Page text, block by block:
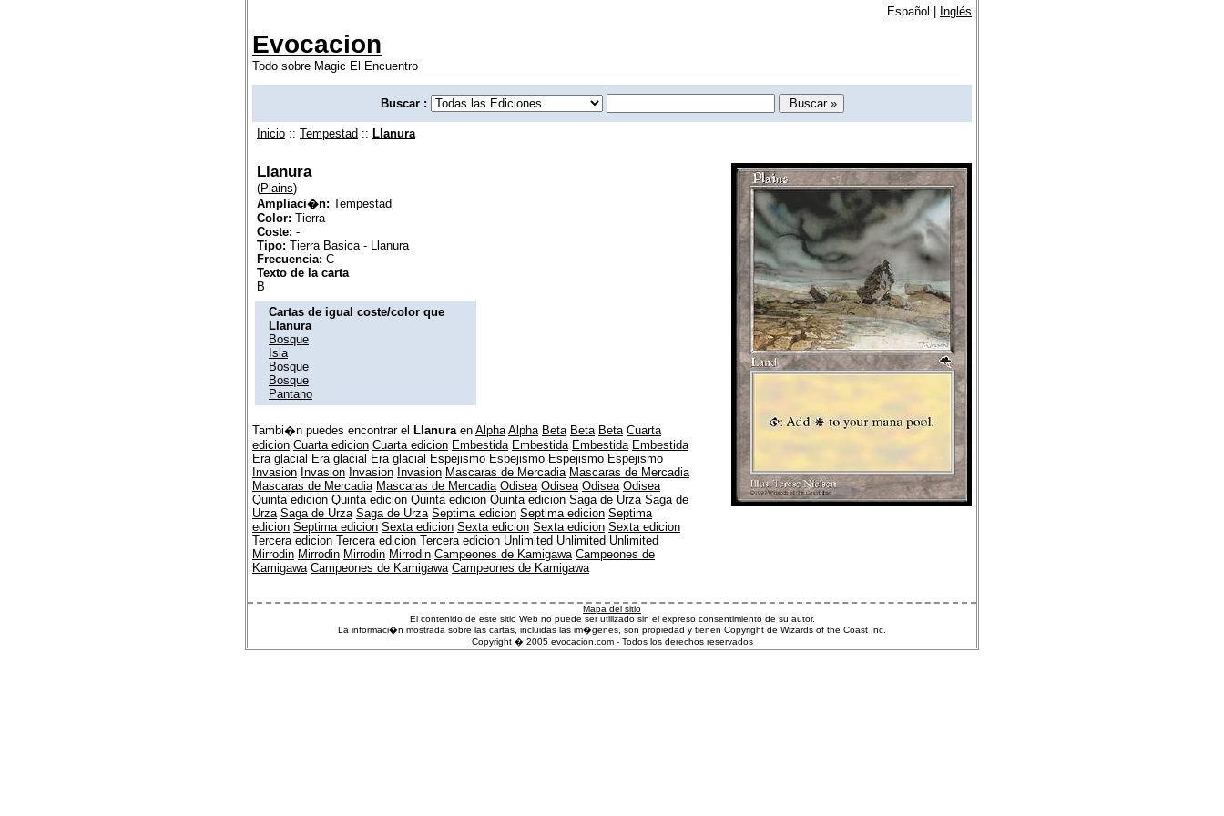
Español | Inglés
Evocacion
Todo sobre Magic El Encuentro
Buscar :
Inicio :: Tempestad :: Llanura
Llanura
(Plains)
Ampliaci�n: Tempestad
Color: Tierra
Coste: -
Tipo: Tierra Basica - Llanura
Frecuencia: C
Texto de la carta
B
Cartas de igual coste/color que
Llanura
Bosque
Isla
Bosque
Bosque
Pantano
Tambi�n puedes encontrar el Llanura en Alpha Alpha Beta Beta Beta Cuarta
edicion Cuarta edicion Cuarta edicion Embestida Embestida Embestida Embestida
Era glacial Era glacial Era glacial Espejismo Espejismo Espejismo Espejismo
Invasion Invasion Invasion Invasion Mascaras de Mercadia Mascaras de Mercadia
Mascaras de Mercadia Mascaras de Mercadia Odisea Odisea Odisea Odisea
Quinta edicion Quinta edicion Quinta edicion Quinta edicion Saga de Urza Saga de
Urza Saga de Urza Saga de Urza Septima edicion Septima edicion Septima
edicion Septima edicion Sexta edicion Sexta edicion Sexta edicion Sexta edicion
Tercera edicion Tercera edicion Tercera edicion Unlimited Unlimited Unlimited
Mirrodin Mirrodin Mirrodin Mirrodin Campeones de Kamigawa Campeones de
Kamigawa Campeones de Kamigawa Campeones de Kamigawa
Mapa del sitio
El contenido de este sitio Web no puede ser utilizado sin el expreso consentimiento de su autor.
La informaci�n mostrada sobre las cartas, incluidas las im�genes, son propiedad y tienen Copyright de Wizards of the Coast Inc.
Copyright � 2005 evocacion.com - Todos los derechos reservados